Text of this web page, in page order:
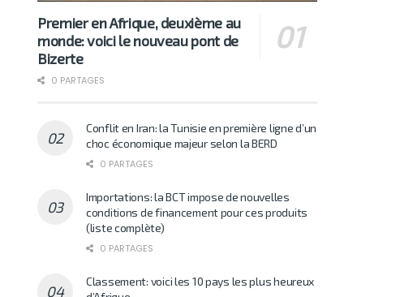
Premier en Afrique, deuxième au
monde: voici le nouveau pont de
Bizerte
0 PARTAGES
Conflit en Iran: la Tunisie en première ligne d’un
choc économique majeur selon la BERD
0 PARTAGES
Importations: la BCT impose de nouvelles
conditions de financement pour ces produits
(liste complète)
0 PARTAGES
Classement: voici les 10 pays les plus heureux